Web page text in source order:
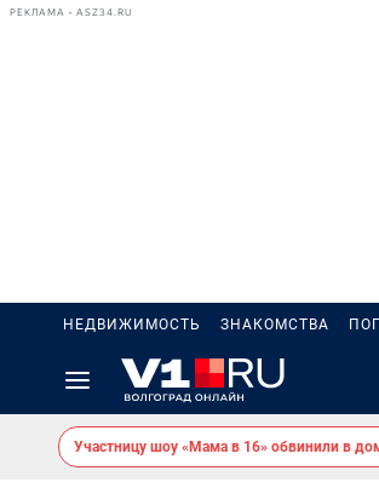
РЕКЛАМА • ASZ34.RU
НЕДВИЖИМОСТЬ ЗНАКОМСТВА
Участницу шоу «Мама в 16» обвинили в